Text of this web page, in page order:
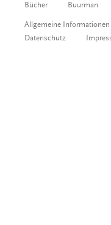
Bücher Buurman
Allgemeine Informationen
Datenschutz